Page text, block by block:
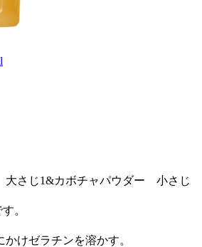
さじ1&カボチャパウダー 小さじ
。
けゼラチンを溶かす。